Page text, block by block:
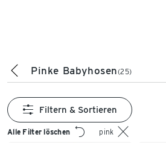
Pinke Babyhosen(25)
Alle Filter löschen pink
Filtern & Sortieren